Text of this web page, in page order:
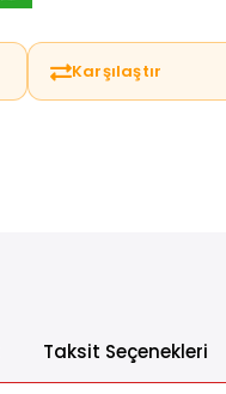
Karşılaştır
Taksit Seçenekleri